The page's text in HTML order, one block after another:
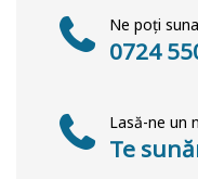
Ne poți
0724
Lasă-ne un
Te